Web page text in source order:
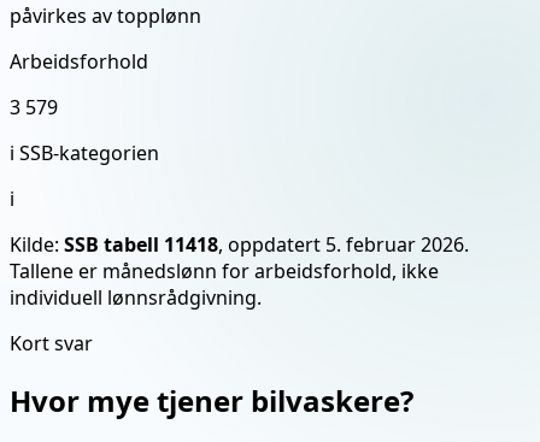
påvirkes av topplønn
Arbeidsforhold
3 579
i SSB-kategorien
i
Kilde: SSB tabell 11418, oppdatert 5. februar 2026.
Tallene er månedslønn for arbeidsforhold, ikke
individuell lønnsrådgivning.
Kort svar
Hvor mye tjener bilvaskere?